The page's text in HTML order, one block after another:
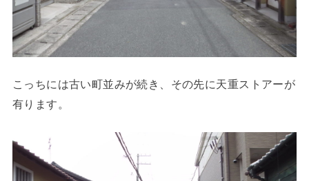
こっちには古い町並みが続き、その先に天重ストアーが
有ります。